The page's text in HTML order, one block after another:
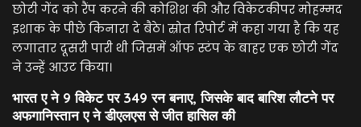
छोटी गेंद को रैंप करने की कोशिश की और विकेटकीपर मोहम्मद
इशाक के पीछे किनारा दे बैठे। स्रोत रिपोर्ट में कहा गया है कि यह
लगातार दूसरी पारी थी जिसमें ऑफ स्टंप के बाहर एक छोटी गेंद
ने उन्हें आउट किया।
भारत ए ने 9 विकेट पर 349 रन बनाए, जिसके बाद बारिश लौटने पर
अफगानिस्तान ए ने डीएलएस से जीत हासिल की